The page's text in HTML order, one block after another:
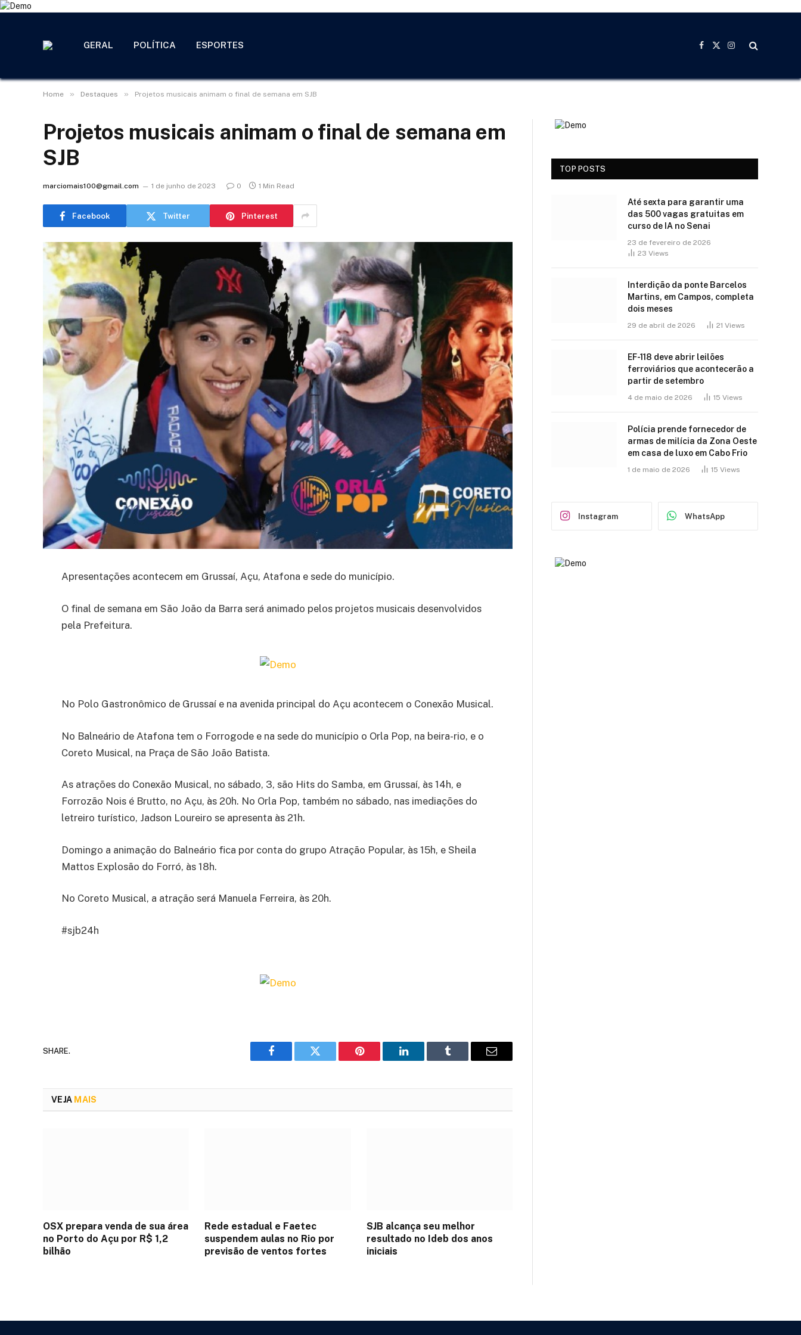
GERAL POLÍTICA ESPORTES
Facebook
X
Instagram
Home » Destaques » Projetos musicais animam o final de semana em SJB
Projetos musicais animam o final de semana em
SJB
marciomais100@gmail.com 1 de junho de 2023 0 1 Min Read
Facebook Twitter Pinterest
Apresentações acontecem em Grussaí, Açu, Atafona e sede do município.
O final de semana em São João da Barra será animado pelos projetos musicais desenvolvidos
pela Prefeitura.
No Polo Gastronômico de Grussaí e na avenida principal do Açu acontecem o Conexão Musical.
No Balneário de Atafona tem o Forrogode e na sede do município o Orla Pop, na beira-rio, e o
Coreto Musical, na Praça de São João Batista.
As atrações do Conexão Musical, no sábado, 3, são Hits do Samba, em Grussaí, às 14h, e
Forrozão Nois é Brutto, no Açu, às 20h. No Orla Pop, também no sábado, nas imediações do
letreiro turístico, Jadson Loureiro se apresenta às 21h.
Domingo a animação do Balneário fica por conta do grupo Atração Popular, às 15h, e Sheila
Mattos Explosão do Forró, às 18h.
No Coreto Musical, a atração será Manuela Ferreira, às 20h.
#sjb24h
SHARE.
Facebook Twitter Pinterest LinkedIn Tumblr Email
VEJA MAIS
OSX prepara venda de sua área
no Porto do Açu por R$ 1,2
bilhão
Rede estadual e Faetec
suspendem aulas no Rio por
previsão de ventos fortes
SJB alcança seu melhor
resultado no Ideb dos anos
iniciais
TOP POSTS
Até sexta para garantir uma
das 500 vagas gratuitas em
curso de IA no Senai
23 de fevereiro de 2026
23 Views
Interdição da ponte Barcelos
Martins, em Campos, completa
dois meses
29 de abril de 2026 21 Views
EF-118 deve abrir leilões
ferroviários que acontecerão a
partir de setembro
4 de maio de 2026 15 Views
Polícia prende fornecedor de
armas de milícia da Zona Oeste
em casa de luxo em Cabo Frio
1 de maio de 2026 15 Views
Instagram WhatsApp